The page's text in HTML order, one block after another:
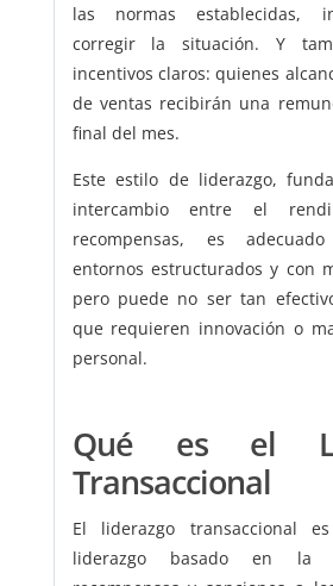
las normas establecidas,
corregir la situación. Y
incentivos claros: quienes
de ventas recibirán una
final del mes.
Este estilo de liderazgo,
intercambio entre el
recompensas, es
entornos estructurados y con
pero puede no ser tan
que requieren innovación o
personal.
Qué es el
Transaccional
El liderazgo transaccional
liderazgo basado en la